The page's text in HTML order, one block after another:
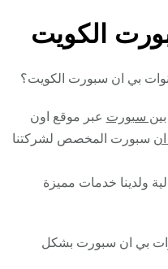
الكويت
بي ان سبورت الكويت؟
بين سبورت عبر موقع اون
سبورت المخصص لشركتنا
ولدينا خدمات مميزة
بي ان سبورت بشكل